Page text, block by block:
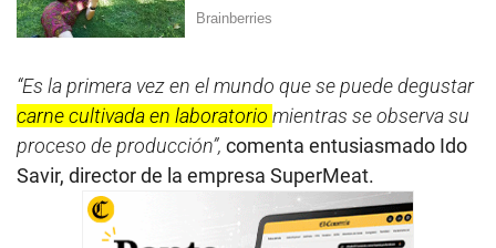
“Es la primera vez en el mundo que se puede degustar
carne cultivada en laboratorio mientras se observa su
proceso de producción”, comenta entusiasmado Ido
Savir, director de la empresa SuperMeat.